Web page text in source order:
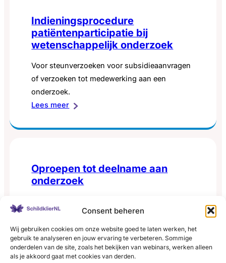
Consent beheren
Wij gebruiken cookies om onze website goed te laten werken, het
gebruik te analyseren en jouw ervaring te verbeteren. Sommige
onderdelen van de site, zoals het bekijken van webinars, werken alleen
als je akkoord gaat met cookies van derden.
Indieningsprocedure
patiëntenparticipatie bij
wetenschappelijk onderzoek
Voor steunverzoeken voor subsidieaanvragen
of verzoeken tot medewerking aan een
onderzoek.
Lees meer:
patiëntenparticipatie
onderzoek
Oproepen tot deelname aan
onderzoek
een oproep aan patiënten om deel te nemen
aan een wetenschappelijk onderzoek.
Lees meer:
Oproepen